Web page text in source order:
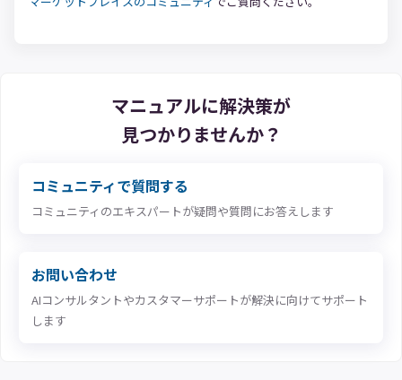
マニュアルに解決策が
見つかりませんか？
コミュニティで質問する
コミュニティのエキスパートが疑問や質問にお答えします
お問い合わせ
AIコンサルタントやカスタマーサポートが解決に向けてサポート
します